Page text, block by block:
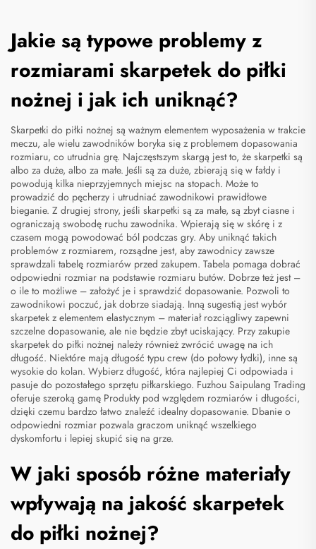
Jakie są typowe problemy z
rozmiarami skarpetek do piłki
nożnej i jak ich uniknąć?
Skarpetki do piłki nożnej są ważnym elementem wyposażenia w trakcie
meczu, ale wielu zawodników boryka się z problemem dopasowania
rozmiaru, co utrudnia grę. Najczęstszym skargą jest to, że skarpetki są
albo za duże, albo za małe. Jeśli są za duże, zbierają się w fałdy i
powodują kilka nieprzyjemnych miejsc na stopach. Może to
prowadzić do pęcherzy i utrudniać zawodnikowi prawidłowe
bieganie. Z drugiej strony, jeśli skarpetki są za małe, są zbyt ciasne i
ograniczają swobodę ruchu zawodnika. Wpierają się w skórę i z
czasem mogą powodować ból podczas gry. Aby uniknąć takich
problemów z rozmiarem, rozsądne jest, aby zawodnicy zawsze
sprawdzali tabelę rozmiarów przed zakupem. Tabela pomaga dobrać
odpowiedni rozmiar na podstawie rozmiaru butów. Dobrze też jest –
o ile to możliwe – założyć je i sprawdzić dopasowanie. Pozwoli to
zawodnikowi poczuć, jak dobrze siadają. Inną sugestią jest wybór
skarpetek z elementem elastycznym – materiał rozciągliwy zapewni
szczelne dopasowanie, ale nie będzie zbyt uciskający. Przy zakupie
skarpetek do piłki nożnej należy również zwrócić uwagę na ich
długość. Niektóre mają długość typu crew (do połowy łydki), inne są
wysokie do kolan. Wybierz długość, która najlepiej Ci odpowiada i
pasuje do pozostałego sprzętu piłkarskiego. Fuzhou Saipulang Trading
oferuje szeroką gamę Produkty pod względem rozmiarów i długości,
dzięki czemu bardzo łatwo znaleźć idealny dopasowanie. Dbanie o
odpowiedni rozmiar pozwala graczom uniknąć wszelkiego
dyskomfortu i lepiej skupić się na grze.
W jaki sposób różne materiały
wpływają na jakość skarpetek
do piłki nożnej?